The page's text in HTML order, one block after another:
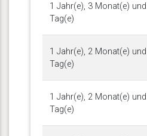
1 Jahr(e), 3 Monat(e)
Tag(e)
1 Jahr(e), 2 Monat(e)
Tag(e)
1 Jahr(e), 2 Monat(e)
Tag(e)